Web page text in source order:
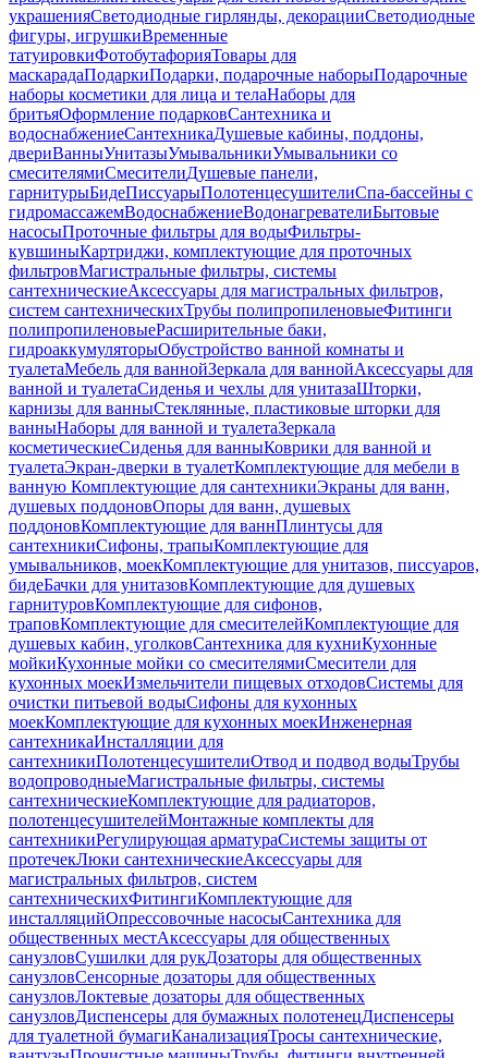
украшенияСветодиодные гирлянды, декорацииСветодиодные
фигуры, игрушкиВременные
татуировкиФотобутафорияТовары для
маскарадаПодаркиПодарки, подарочные наборыПодарочные
наборы косметики для лица и телаНаборы для
бритьяОформление подарковСантехника и
водоснабжениеСантехникаДушевые кабины, поддоны,
двериВанныУнитазыУмывальникиУмывальники со
смесителямиСмесителиДушевые панели,
гарнитурыБидеПиссуарыПолотенцесушителиСпа-бассейны с
гидромассажемВодоснабжениеВодонагревателиБытовые
насосыПроточные фильтры для водыФильтры-
кувшиныКартриджи, комплектующие для проточных
фильтровМагистральные фильтры, системы
сантехническиеАксессуары для магистральных фильтров,
систем сантехническихТрубы полипропиленовыеФитинги
полипропиленовыеРасширительные баки,
гидроаккумуляторыОбустройство ванной комнаты и
туалетаМебель для ваннойЗеркала для ваннойАксессуары для
ванной и туалетаСиденья и чехлы для унитазаШторки,
карнизы для ванныСтеклянные, пластиковые шторки для
ванныНаборы для ванной и туалетаЗеркала
косметическиеСиденья для ванныКоврики для ванной и
туалетаЭкран-дверки в туалетКомплектующие для мебели в
ванную Комплектующие для сантехникиЭкраны для ванн,
душевых поддоновОпоры для ванн, душевых
поддоновКомплектующие для ваннПлинтусы для
сантехникиСифоны, трапыКомплектующие для
умывальников, моекКомплектующие для унитазов, писсуаров,
бидеБачки для унитазовКомплектующие для душевых
гарнитуровКомплектующие для сифонов,
траповКомплектующие для смесителейКомплектующие для
душевых кабин, уголковСантехника для кухниКухонные
мойкиКухонные мойки со смесителямиСмесители для
кухонных моекИзмельчители пищевых отходовСистемы для
очистки питьевой водыСифоны для кухонных
моекКомплектующие для кухонных моекИнженерная
сантехникаИнсталляции для
сантехникиПолотенцесушителиОтвод и подвод водыТрубы
водопроводныеМагистральные фильтры, системы
сантехническиеКомплектующие для радиаторов,
полотенцесушителейМонтажные комплекты для
сантехникиРегулирующая арматураСистемы защиты от
протечекЛюки сантехническиеАксессуары для
магистральных фильтров, систем
сантехническихФитингиКомплектующие для
инсталляцийОпрессовочные насосыСантехника для
общественных местАксессуары для общественных
санузловСушилки для рукДозаторы для общественных
санузловСенсорные дозаторы для общественных
санузловЛоктевые дозаторы для общественных
санузловДиспенсеры для бумажных полотенецДиспенсеры
для туалетной бумагиКанализацияТросы сантехнические,